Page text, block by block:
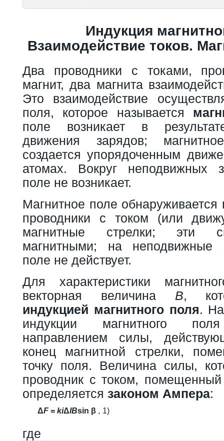
Индукция
Взаимодействие токов.
Два проводники с токами,
магнит, два магнита
Это взаимодействие
поля, которое называется
поле возникает в
движения зарядов;
создается упорядоченным
атомах. Вокруг неподвижных
поле не возникает.
Магнитное поле
проводники с током (или
магнитные стрелки; эти
магнитными; на неподвижные
поле не действует.
Для характеристики
векторная величина В,
индукцией магнитного поля.
индукции магнитного
направлением силы,
конец магнитной стрелки,
точку поля. Величина силы,
проводник с током,
определяется законом Ампера:
ΔF = kiΔlBsin β , 1)
где